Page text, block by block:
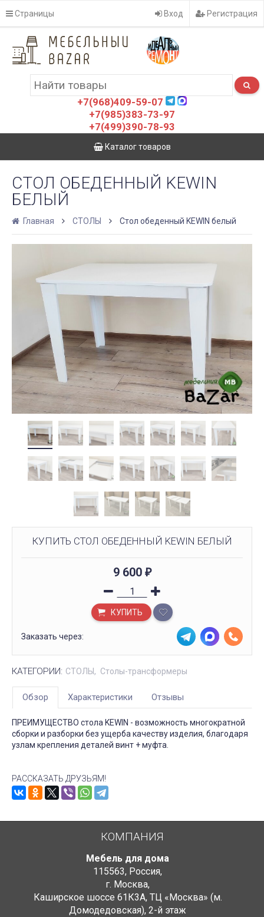
Страницы Вход Регистрация
+7(968)409-59-07
+7(985)383-73-97
+7(499)390-78-93
Каталог товаров
СТОЛ ОБЕДЕННЫЙ KEWIN
БЕЛЫЙ
Главная СТОЛЫ Стол обеденный KEWIN белый
КУПИТЬ СТОЛ ОБЕДЕННЫЙ KEWIN БЕЛЫЙ
9 600 ₽
КУПИТЬ
Заказать через:
КАТЕГОРИИ: СТОЛЫ Столы-трансформеры
Обзор Характеристики Отзывы
ПРЕИМУЩЕСТВО стола KEWIN - возможность многократной
сборки и разборки без ущерба качеству изделия, благодаря
узлам крепления деталей винт + муфта.
РАССКАЗАТЬ ДРУЗЬЯМ!
КОМПАНИЯ
Мебель для дома
115563, Россия,
г. Москва,
Каширское шоссе 61К3А, ТЦ «Москва» (м.
Домодедовская), 2-й этаж